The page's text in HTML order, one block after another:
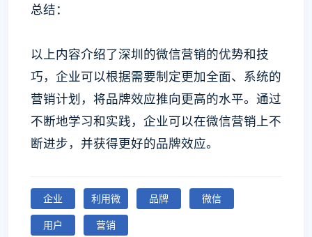
总结：
以上内容介绍了深圳的微信营销的优势和技
巧，企业可以根据需要制定更加全面、系统的
营销计划，将品牌效应推向更高的水平。通过
不断地学习和实践，企业可以在微信营销上不
断进步，并获得更好的品牌效应。
企业 利用微 品牌
微信
用户
营销